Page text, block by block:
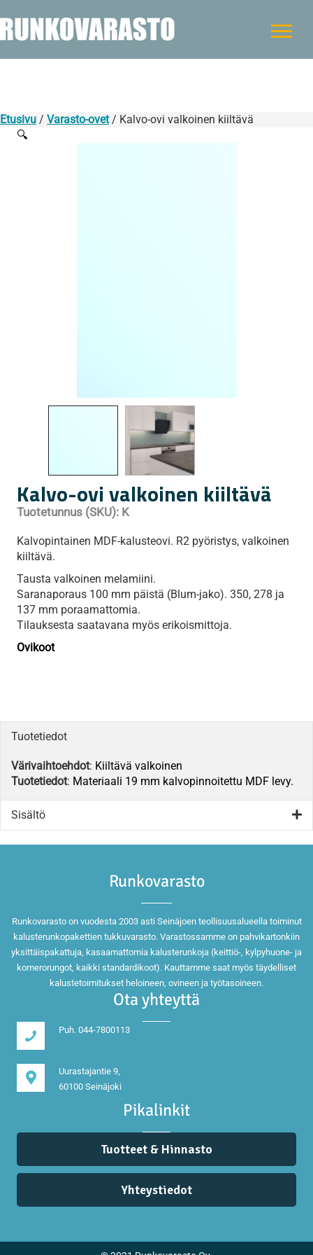
Etusivu / Varasto-ovet/ Kalvo-ovi valkoinen kiiltävä
🔍
Kalvo-ovi valkoinen kiiltävä
Tuotetunnus (SKU): K
Kalvopintainen MDF-kalusteovi. R2 pyöristys, valkoinen
kiiltävä.
Tausta valkoinen melamiini.
Saranaporaus 100 mm päistä (Blum-jako). 350, 278 ja
137 mm poraamattomia.
Tilauksesta saatavana myös erikoismittoja.
Ovikoot
Tuotetiedot
Värivaihtoehdot: Kiiltävä valkoinen
Tuotetiedot: Materiaali 19 mm kalvopinnoitettu MDF levy.
Sisältö
Runkovarasto
Runkovarasto on vuodesta 2003 asti Seinäjoen teollisuusalueella toiminut
kalusterunkopakettien tukkuvarasto. Varastossamme on pahvikartonkiin
yksittäispakattuja, kasaamattomia kalusterunkoja (keittiö-, kylpyhuone- ja
komerorungot, kaikki standardikoot). Kauttamme saat myös täydelliset
kalustetoimitukset heloineen, ovineen ja työtasoineen.
Ota yhteyttä
Puh. 044-7800113
Uurastajantie 9,
60100 Seinäjoki
Pikalinkit
Tuotteet & Hinnasto
Yhteystiedot